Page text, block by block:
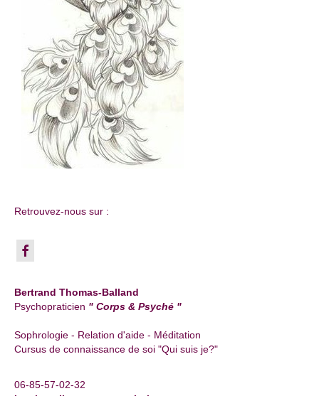
Retrouvez-nous sur :
Bertrand Thomas-Balland
Psychopraticien " Corps & Psyché "
Sophrologie - Relation d'aide - Méditation
Cursus de connaissance de soi "Qui suis je?"
06-85-57-02-32